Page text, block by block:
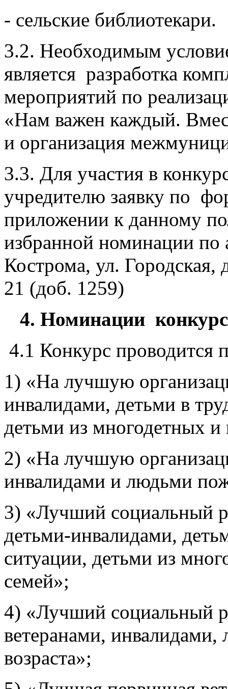
- сельские библиотекари.
3.2. Необходимым
является разработка
мероприятий по
«Нам важен каждый.
и организация
3.3. Для участия в
учредителю заявку по
приложении к данному
избранной номинации по
Кострома, ул.
21 (доб. 1259)
4. Номинации
4.1 Конкурс
1) «На лучшую
инвалидами, детьми в
детьми из многодетных
2) «На лучшую
инвалидами и людьми
3) «Лучший социальный
детьми-инвалидами,
ситуации, детьми из
семей»;
4) «Лучший социальный
ветеранами,
возраста»;